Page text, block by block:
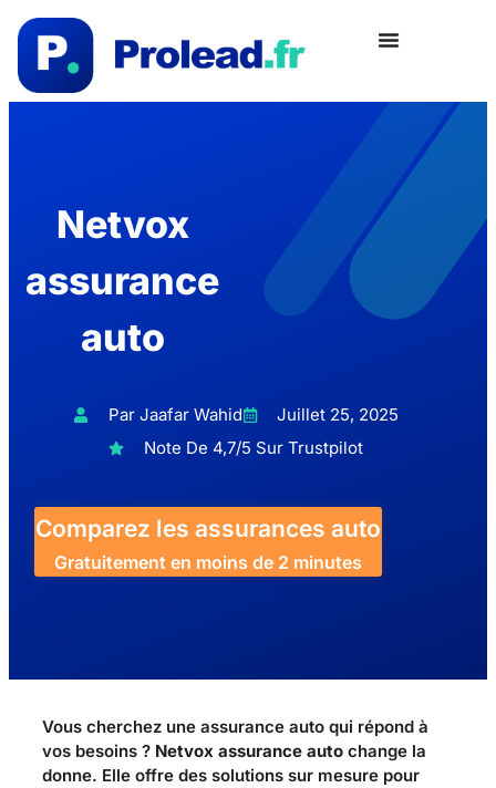
Netvox
assurance
auto
Par Jaafar Wahid
Juillet 25, 2025
Note De 4,7/5 Sur Trustpilot
Comparez les assurances auto
Gratuitement en moins de 2 minutes
Vous cherchez une assurance auto qui répond à
vos besoins ? Netvox assurance auto change la
donne. Elle offre des solutions sur mesure pour